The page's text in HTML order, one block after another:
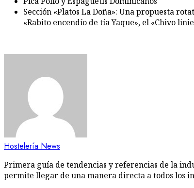
Sección «Platos La Doña»: Una propuesta
«Rabito encendío de tía Yaque», el «Chivo
Hostelería News
Primera guía de tendencias y referencias de la
permite llegar de una manera directa a todos los